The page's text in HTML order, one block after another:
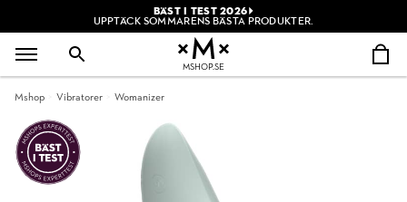
BÄST I TEST 2026
UPPTÄCK SOMMARENS BÄSTA PRODUKTER.
MSHOP.SE
Mshop Vibratorer Womanizer